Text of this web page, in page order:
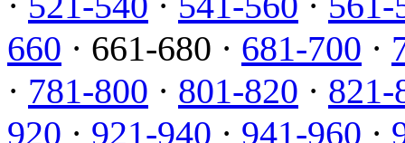
660 · 661-680 · 681-700 ·
· 781-800 · 801-820 · 821-
920 · 921-940 · 941-960 ·